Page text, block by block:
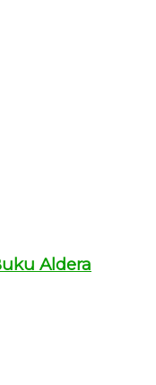
Aldera